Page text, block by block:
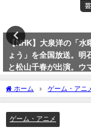
【NHK】大泉洋の「水
ょう」を全国放送。明
と松山千春が出演。ウ
か？
ホーム ゲーム・アニ
ズ HR1179
ゲーム・アニメ